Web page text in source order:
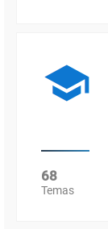
68
Temas